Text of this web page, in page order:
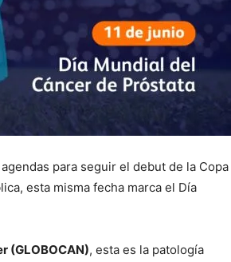
para seguir el debut de la Copa
esta misma fecha marca el Día
(GLOBOCAN), esta es la patología